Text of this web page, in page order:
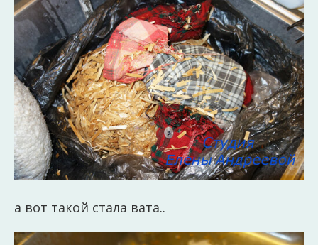
а вот такой стала вата..